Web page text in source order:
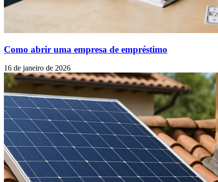
Como abrir uma empresa de empréstimo
16 de janeiro de 2026